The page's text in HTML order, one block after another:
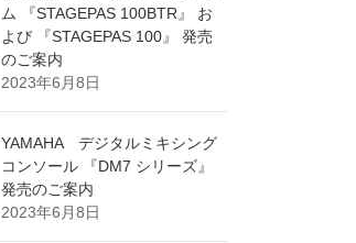
ム 『STAGEPAS 100BTR』 お
よび 『STAGEPAS 100』 発売
のご案内
2023年6月8日
YAMAHA デジタルミキシング
コンソール 『DM7 シリーズ』
発売のご案内
2023年6月8日